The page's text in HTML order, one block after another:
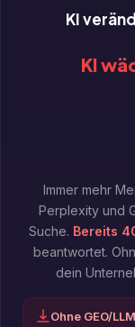
KI
KI
Immer mehr
Perplexity und
Suche. Bereits
beantwortet.
dein
Ohne GEO/